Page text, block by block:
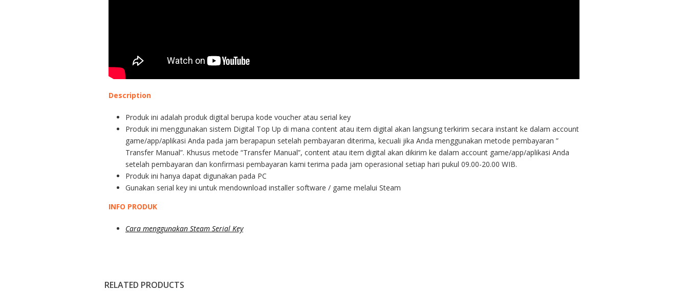
Description
Produk ini adalah produk digital berupa kode voucher atau serial key
Produk ini menggunakan sistem Digital Top Up di mana content atau item digital akan langsung terkirim secara instant ke dalam account
game/app/aplikasi Anda pada jam berapapun setelah pembayaran diterima, kecuali jika Anda menggunakan metode pembayaran ”
Transfer Manual”. Khusus metode “Transfer Manual”, content atau item digital akan dikirim ke dalam account game/app/aplikasi Anda
setelah pembayaran dan konfirmasi pembayaran kami terima pada jam operasional setiap hari pukul 09.00-20.00 WIB.
Produk ini hanya dapat digunakan pada PC
Gunakan serial key ini untuk mendownload installer software / game melalui Steam
INFO PRODUK
Cara menggunakan Steam Serial Key
RELATED PRODUCTS